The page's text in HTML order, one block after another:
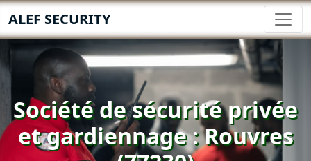
ALEF SECURITY
Société de sécurité privée
et gardiennage : Rouvres